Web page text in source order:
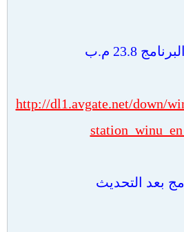
23.8 م.ب
http://dl1.avgate.net/down/
بعد التحديث